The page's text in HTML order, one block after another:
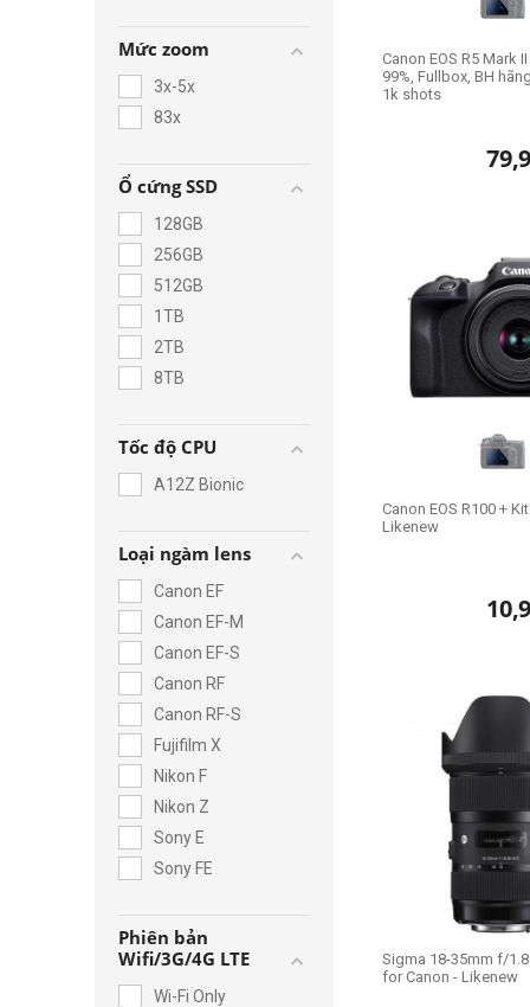
Apple M4 Pro CPU
Mức zoom
3x-5x
83x
Ổ cứng SSD
128GB
256GB
512GB
1TB
2TB
8TB
Tốc độ CPU
A12Z Bionic
Loại ngàm lens
Canon EF
Canon EF-M
Canon EF-S
Canon RF
Canon RF-S
Fujifilm X
Nikon F
Nikon Z
Sony E
Sony FE
Phiên bản
Wifi/3G/4G LTE
Wi-Fi Only
Canon EOS R5 Mark
99%, Fullbox, BH
1k shots
Canon EOS R100 +
Likenew
Sigma 18-35mm f/
for Canon - Likenew